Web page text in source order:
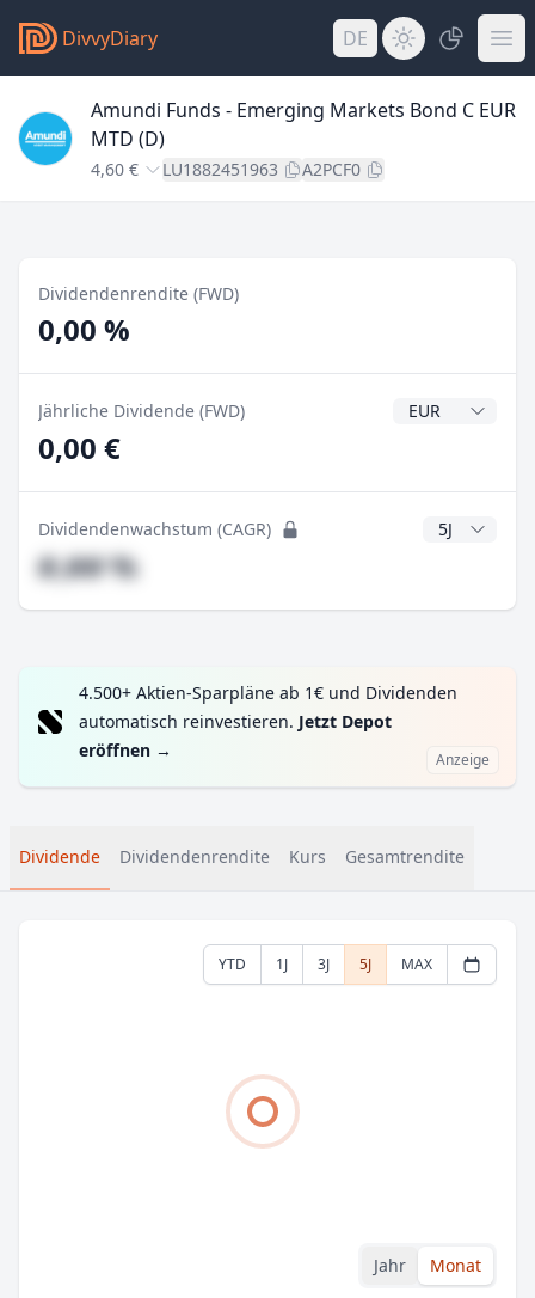
DivvyDiary DE
Amundi Funds - Emerging Markets Bond C EUR
MTD (D)
4,60 € LU1882451963 A2PCF0
Dividendenrendite (FWD)
0,00 %
Jährliche Dividende (FWD)
0,00 €
Dividendenwachstum (CAGR) CAGR Jahre
#,## %
4.500+ Aktien-Sparpläne ab 1€ und Dividenden
automatisch reinvestieren. Jetzt Depot
eröffnen → Anzeige
Dividende Dividendenrendite Kurs Gesamtrendite
YTD 1J 3J 5J MAX
Jahr Monat